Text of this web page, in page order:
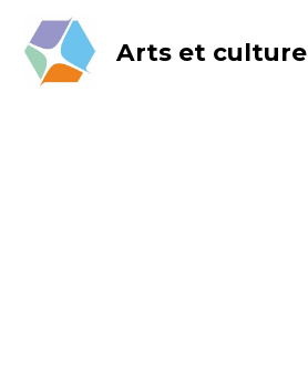
content
Arts et culture